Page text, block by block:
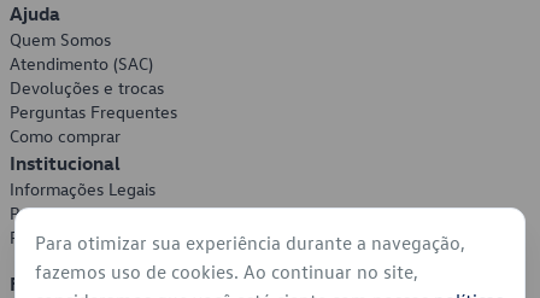
Ajuda
Quem Somos
Atendimento (SAC)
Devoluções e trocas
Perguntas Frequentes
Como comprar
Institucional
Informações Legais
Política de Privacidade
Política de Cookies
Formas de Pagamento
Para otimizar sua experiência durante a navegação,
fazemos uso de cookies. Ao continuar no site,